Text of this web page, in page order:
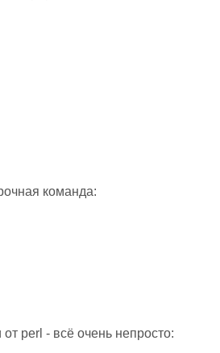
команда:
perl - всё очень непросто: